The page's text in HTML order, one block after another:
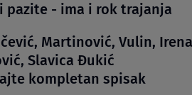
pazite - ima i rok trajanja
Martinović, Vulin, Irena
Slavica Đukić
kompletan spisak